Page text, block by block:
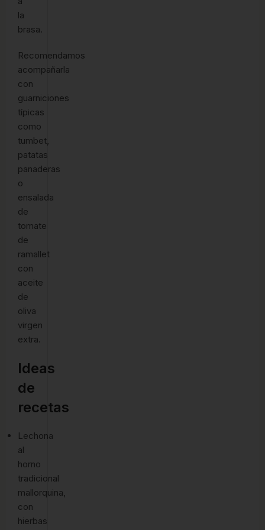
la
brasa.
Recomendamos
acompañarla
con
guarniciones
típicas
como
tumbet,
patatas
panaderas
o
ensalada
de
tomate
de
ramallet
con
aceite
de
oliva
virgen
extra.
Ideas
de
recetas
Lechona
al
horno
tradicional
mallorquina,
con
hierbas